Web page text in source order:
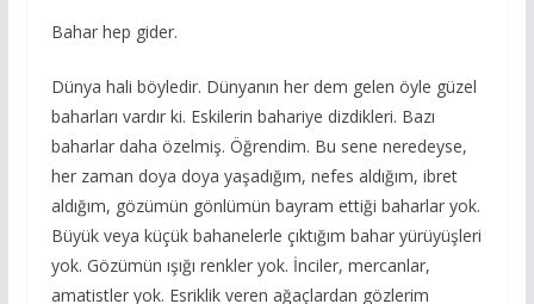
Bahar hep gider.
Dünya hali böyledir. Dünyanın her dem gelen öyle güzel
baharları vardır ki. Eskilerin bahariye dizdikleri. Bazı
baharlar daha özelmiş. Öğrendim. Bu sene neredeyse,
her zaman doya doya yaşadığım, nefes aldığım, ibret
aldığım, gözümün gönlümün bayram ettiği baharlar yok.
Büyük veya küçük bahanelerle çıktığım bahar yürüyüşleri
yok. Gözümün ışığı renkler yok. İnciler, mercanlar,
amatistler yok. Esriklik veren ağaçlardan gözlerim